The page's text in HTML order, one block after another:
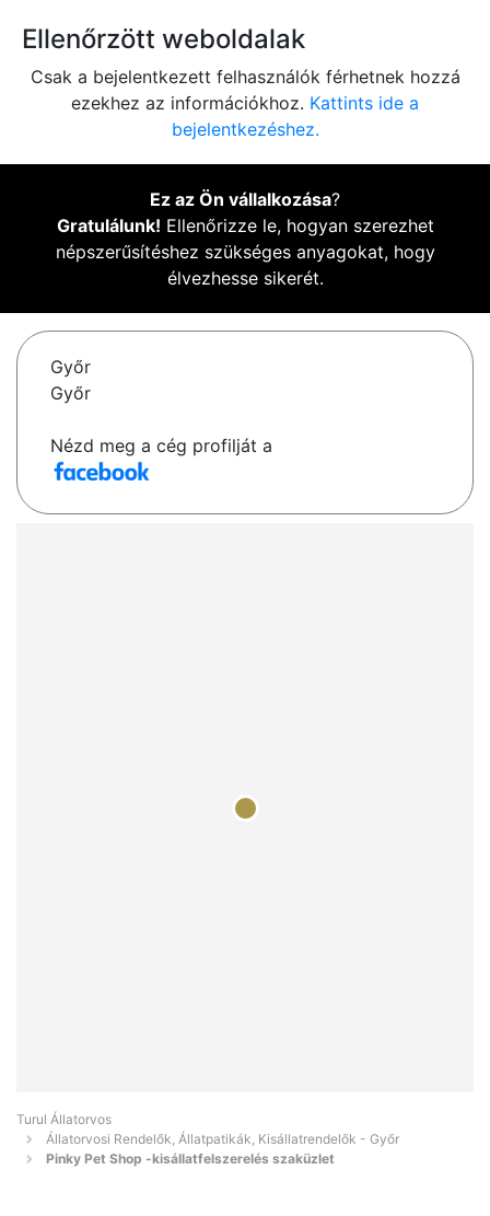
Ellenőrzött weboldalak
Csak a bejelentkezett felhasználók férhetnek hozzá
ezekhez az információkhoz. Kattints ide a
bejelentkezéshez.
Ez az Ön vállalkozása?
Gratulálunk! Ellenőrizze le, hogyan szerezhet
népszerűsítéshez szükséges anyagokat, hogy
élvezhesse sikerét.
Győr
Győr
Nézd meg a cég profilját a
Turul Állatorvos
Állatorvosi Rendelők, Állatpatikák, Kisállatrendelők - Győr
Pinky Pet Shop -kisállatfelszerelés szaküzlet